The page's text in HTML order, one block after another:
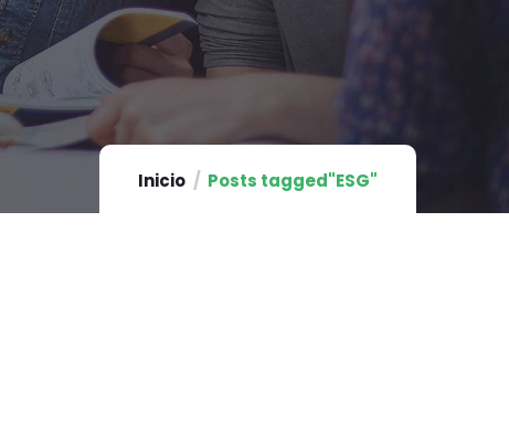
Inicio Posts tagged"ESG"